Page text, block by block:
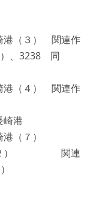
港（３） 関連作
、3238 同
港（４） 関連作
港
（７）
（２） 関連